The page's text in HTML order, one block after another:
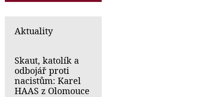
Aktuality
Skaut, katolík a
odbojář proti
nacistům: Karel
HAAS z Olomouce